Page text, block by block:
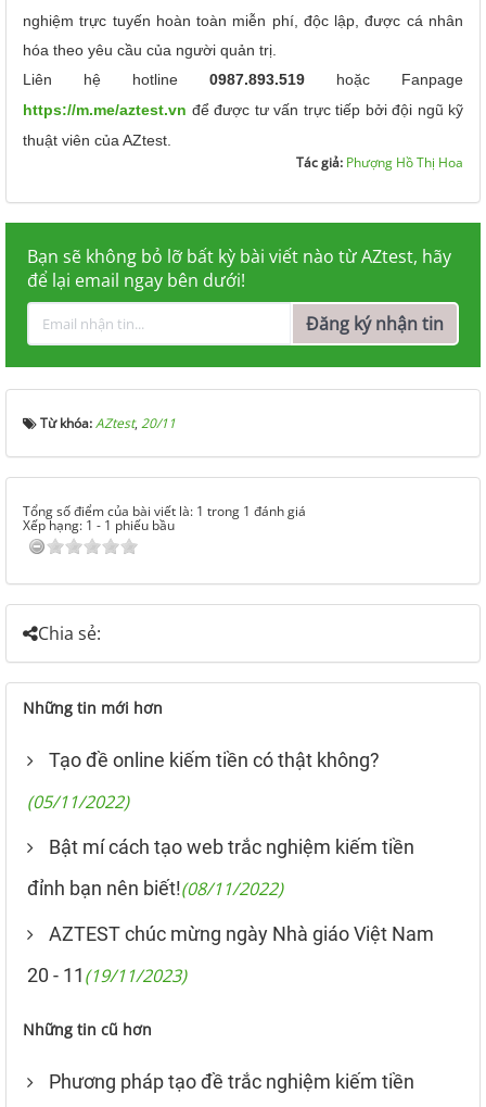
nghiệm trực tuyến hoàn toàn miễn phí, độc lập, được cá nhân
hóa theo yêu cầu của người quản trị.
Liên hệ hotline 0987.893.519 hoặc Fanpage
https://m.me/aztest.vn để được tư vấn trực tiếp bởi đội ngũ kỹ
thuật viên của AZtest.
Tác giả: Phượng Hồ Thị Hoa
Bạn sẽ không bỏ lỡ bất kỳ bài viết nào từ AZtest, hãy
để lại email ngay bên dưới!
Đăng ký nhận tin
Từ khóa:AZtest, 20/11
Tổng số điểm của bài viết là: 1 trong 1 đánh giá
Xếp hạng: 1 - 1 phiếu bầu
Chia sẻ:
Những tin mới hơn
Tạo đề online kiếm tiền có thật không?
(05/11/2022)
Bật mí cách tạo web trắc nghiệm kiếm tiền
đỉnh bạn nên biết!(08/11/2022)
AZTEST chúc mừng ngày Nhà giáo Việt Nam
20 - 11(19/11/2023)
Những tin cũ hơn
Phương pháp tạo đề trắc nghiệm kiếm tiền